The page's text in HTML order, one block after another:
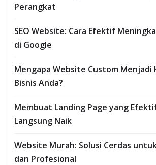
Perangkat
SEO Website: Cara Efektif
di Google
Mengapa Website Custom Menjadi
Bisnis Anda?
Membuat Landing Page yang
Langsung Naik
Website Murah: Solusi Cerdas
dan Profesional